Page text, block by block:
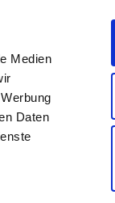
Medien
Daten